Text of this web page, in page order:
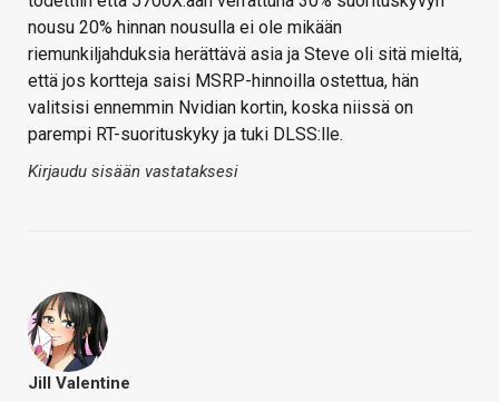
nousu 20% hinnan nousulla ei ole mikään
riemunkiljahduksia herättävä asia ja Steve oli sitä mieltä,
että jos kortteja saisi MSRP-hinnoilla ostettua, hän
valitsisi ennemmin Nvidian kortin, koska niissä on
parempi RT-suorituskyky ja tuki DLSS:lle.
Kirjaudu sisään vastataksesi
Jill Valentine